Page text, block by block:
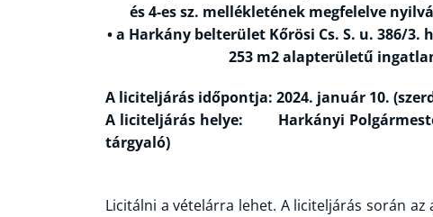
és 4-es sz. mellékletének megfelelve
• a Harkány belterület Kőrösi Cs. S. u. 386/
253 m2 alapterületű
A liciteljárás időpontja: 2024. január 10.
A liciteljárás helye: Harkányi
tárgyaló)
Licitálni a vételárra lehet. A liciteljárás során az